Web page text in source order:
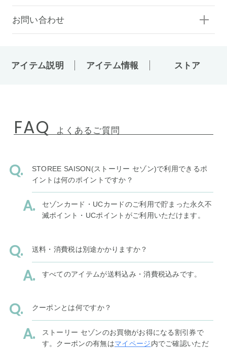
お問い合わせ
アイテム説明 アイテム情報 ストア
FAQ よくあるご質問
STOREE SAISON(ストーリー セゾン)で利用できるポ
イントは何のポイントですか？
セゾンカード・UCカードのご利用で貯まった永久不
滅ポイント・UCポイントがご利用いただけます。
送料・消費税は別途かかりますか？
すべてのアイテムが送料込み・消費税込みです。
クーポンとは何ですか？
ストーリー セゾンのお買物がお得になる割引券で
す。クーポンの有無はマイページ内でご確認いただ